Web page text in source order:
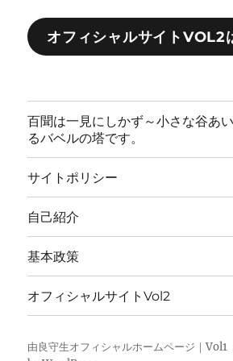
オフィシャルサイトVOL2
百聞は一見にしかず～小さな谷あ
るバベルの塔です。
サイトポリシー
自己紹介
基本政策
オフィシャルサイトVol2
由良守生オフィシャルホームページ｜Vol1